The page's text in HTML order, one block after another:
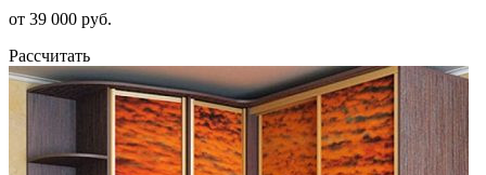
от 39 000 руб.
Рассчитать